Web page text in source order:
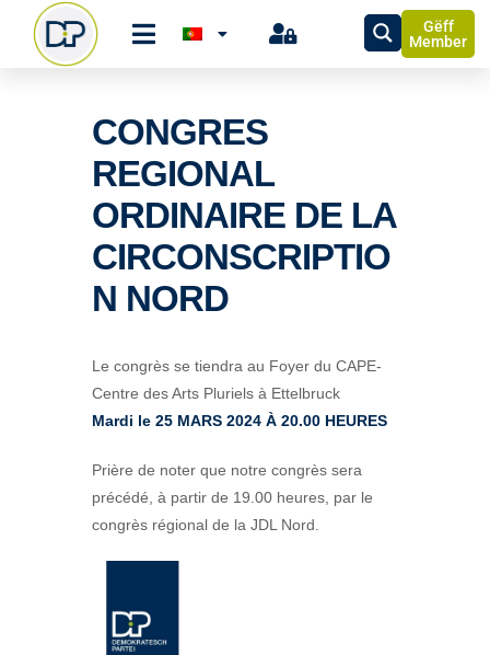
Gëff
Member
CONGRES
REGIONAL
ORDINAIRE DE LA
CIRCONSCRIPTIO
N NORD
Le congrès se tiendra au Foyer du CAPE-
Centre des Arts Pluriels à Ettelbruck
Mardi le 25 MARS 2024 À 20.00 HEURES
Prière de noter que notre congrès sera
précédé, à partir de 19.00 heures, par le
congrès régional de la JDL Nord.